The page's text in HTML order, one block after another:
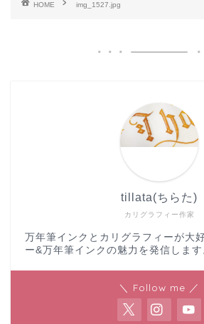
HOME img_1527.jpg
カリグラフィー作家
tillata(ちらた)
万年筆インクとカリグラフィーが大
ー&万年筆インクの魅力を発信します
＼ Follow me ／